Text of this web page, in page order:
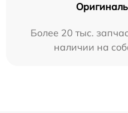
Более 20 тыс.
наличии на